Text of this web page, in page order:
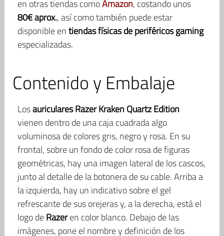
en otras tiendas comoAmazon, costando unos
80€ aprox., así como también puede estar
disponible entiendas físicas de periféricos gaming
especializadas.
Contenido y Embalaje
Losauriculares Razer Kraken Quartz Edition
vienen dentro de una caja cuadrada algo
voluminosa de colores gris, negro y rosa. En su
frontal, sobre un fondo de color rosa de figuras
geométricas, hay una imagen lateral de los cascos,
junto al detalle de la botonera de su cable. Arriba a
la izquierda, hay un indicativo sobre el gel
refrescante de sus orejeras y, a la derecha, está el
logo deRazeren color blanco. Debajo de las
imágenes, pone el nombre y definición de los